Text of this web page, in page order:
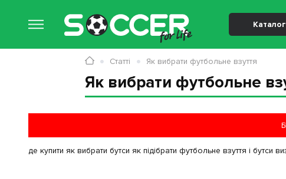
Як вибрати футбольне
де купити як вибрати бутси як підібрати футбольне взуття і бутси
Каталог
Статті Як вибрати футбольне взуття